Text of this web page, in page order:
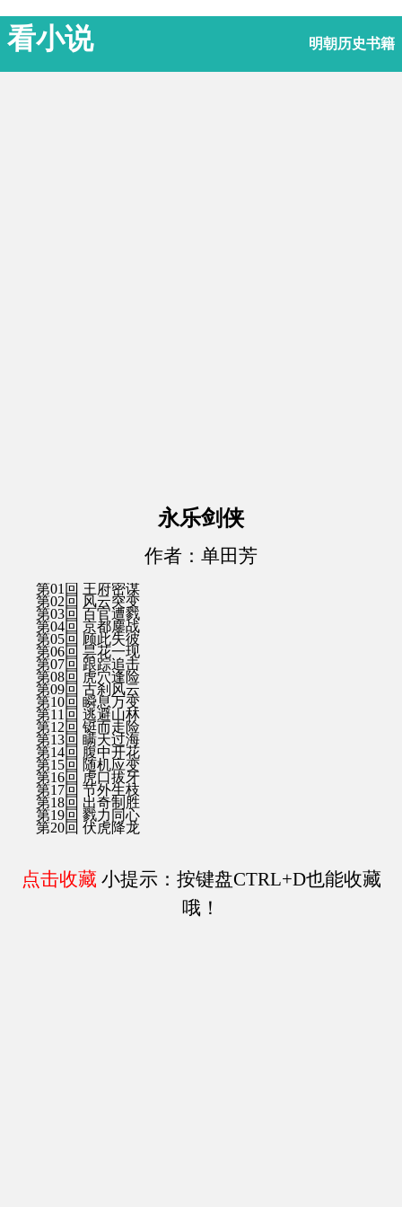
看小说 明朝历史书籍
永乐剑侠
作者：单田芳
第01回 王府密谋
第02回 风云突变
第03回 百官遭戮
第04回 京都鏖战
第05回 顾此失彼
第06回 昙花一现
第07回 跟踪追击
第08回 虎穴逢险
第09回 古刹风云
第10回 瞬息万变
第11回 逃避山林
第12回 铤而走险
第13回 瞒天过海
第14回 腹中开花
第15回 随机应变
第16回 虎口拔牙
第17回 节外生枝
第18回 出奇制胜
第19回 戮力同心
第20回 伏虎降龙
点击收藏 小提示：按键盘CTRL+D也能收藏
哦！